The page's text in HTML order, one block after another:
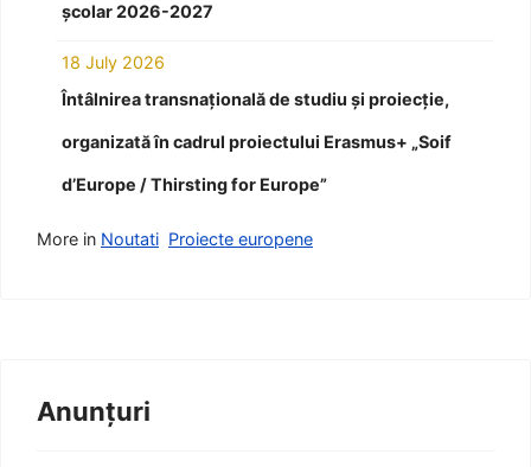
școlar 2026-2027
18 July 2026
Întâlnirea transnațională de studiu și proiecție,
organizată în cadrul proiectului Erasmus+ „Soif
d’Europe / Thirsting for Europe”
More in Noutati Proiecte europene
Anunțuri